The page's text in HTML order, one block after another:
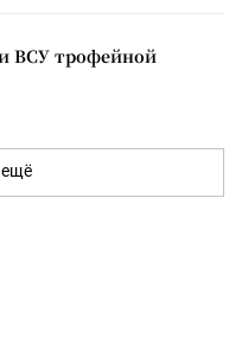
ВСУ трофейной